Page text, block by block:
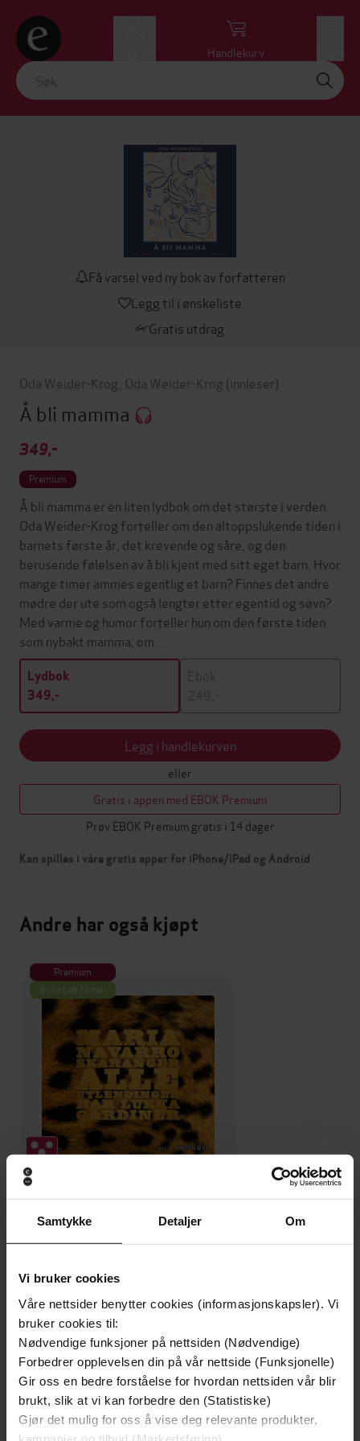
Samtykke Detaljer Om
Vi bruker cookies
Våre nettsider benytter cookies (informasjonskapsler). Vi
bruker cookies til:
Nødvendige funksjoner på nettsiden (Nødvendige)
Forbedrer opplevelsen din på vår nettside (Funksjonelle)
Gir oss en bedre forståelse for hvordan nettsiden vår blir
brukt, slik at vi kan forbedre den (Statistiske)
Gjør det mulig for oss å vise deg relevante produkter,
Handlekurv
Få varsel ved ny bok av forfatteren
Legg til i ønskeliste
Gratis utdrag
Oda Weider-Krog Oda Weider-Krog (innleser)
Å bli mamma
349,-
Premium
Å bli mamma er en liten lydbok om det største i verden.
Oda Weider-Krog forteller om den altoppslukende tiden i
barnets første år, det krevende og såre, og den
berusende følelsen av å bli kjent med sitt eget barn. Hvor
mange timer ammes egentlig et barn? Finnes det andre
mødre der ute som også lengter etter egentid og søvn?
Med varme og humor forteller hun om den første tiden
som nybakt mamma, om…
Lydbok
349,-
Ebok
249,-
Legg i handlekurven
eller
Gratis i appen med EBOK Premium
Prøv EBOK Premium gratis i 14 dager
Kan spilles i våre gratis apper for iPhone/iPad og Android
Andre har også kjøpt
Premium
Boka bak filmen
LYDBOK
Undertittel
eed favnen full av ansvar og hjertet fullt av
kjærlighet
Forfattere Oda Weider-Krog (forfatter), Oda Weider-
Krog (innleser)